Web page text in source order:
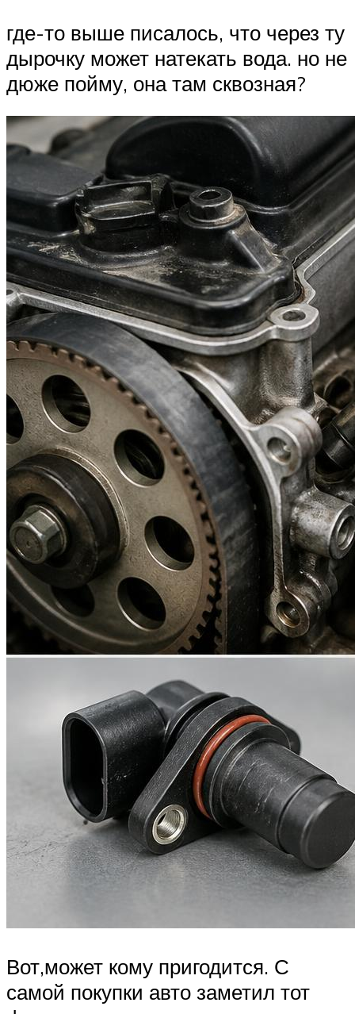
где-то выше писалось, что через ту
дырочку может натекать вода. но не
дюже пойму, она там сквозная?
Вот,может кому пригодится. С
самой покупки авто заметил тот